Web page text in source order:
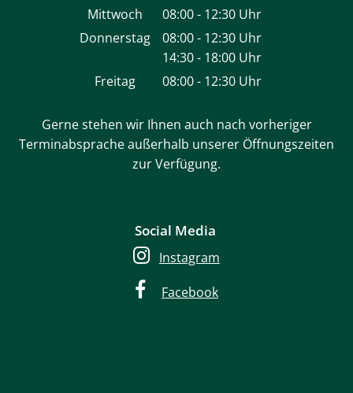
Von 08:00 bis 12:30 Uhr
Mittwoch 08:00- 12:30 Uhr
Von 08:00 bis 12:30 Uhr
Donnerstag 08:00- 12:30 Uhr
Von 08:00 bis 12:30 Uhr
14:30- 18:00 Uhr
Von 14:30 bis 18:00 Uhr
Freitag 08:00- 12:30 Uhr
Gerne stehen wir Ihnen auch nach vorheriger
Terminabsprache außerhalb unserer Öffnungszeiten
zur Verfügung.
Social Media
Instagram
Facebook